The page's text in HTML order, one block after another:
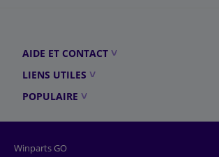
AIDE ET CONTACT
LIENS UTILES
POPULAIRE
Winparts GO